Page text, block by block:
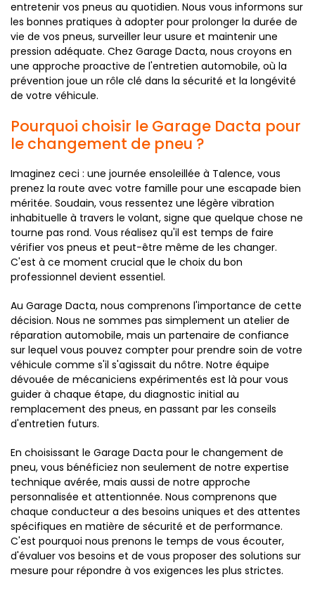
entretenir vos pneus au quotidien. Nous vous informons sur
les bonnes pratiques à adopter pour prolonger la durée de
vie de vos pneus, surveiller leur usure et maintenir une
pression adéquate. Chez Garage Dacta, nous croyons en
une approche proactive de l'entretien automobile, où la
prévention joue un rôle clé dans la sécurité et la longévité
de votre véhicule.
Pourquoi choisir le Garage Dacta pour
le changement de pneu ?
Imaginez ceci : une journée ensoleillée à Talence, vous
prenez la route avec votre famille pour une escapade bien
méritée. Soudain, vous ressentez une légère vibration
inhabituelle à travers le volant, signe que quelque chose ne
tourne pas rond. Vous réalisez qu'il est temps de faire
vérifier vos pneus et peut-être même de les changer.
C'est à ce moment crucial que le choix du bon
professionnel devient essentiel.
Au Garage Dacta, nous comprenons l'importance de cette
décision. Nous ne sommes pas simplement un atelier de
réparation automobile, mais un partenaire de confiance
sur lequel vous pouvez compter pour prendre soin de votre
véhicule comme s'il s'agissait du nôtre. Notre équipe
dévouée de mécaniciens expérimentés est là pour vous
guider à chaque étape, du diagnostic initial au
remplacement des pneus, en passant par les conseils
d'entretien futurs.
En choisissant le Garage Dacta pour le changement de
pneu, vous bénéficiez non seulement de notre expertise
technique avérée, mais aussi de notre approche
personnalisée et attentionnée. Nous comprenons que
chaque conducteur a des besoins uniques et des attentes
spécifiques en matière de sécurité et de performance.
C'est pourquoi nous prenons le temps de vous écouter,
d'évaluer vos besoins et de vous proposer des solutions sur
mesure pour répondre à vos exigences les plus strictes.